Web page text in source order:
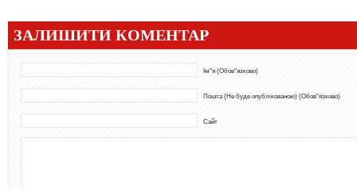
ЗАЛИШИТИ КОМЕНТАР
Ім"я (Обов"язково)
Пошта (Не буде опублікованою) (Обов"язково)
Сайт